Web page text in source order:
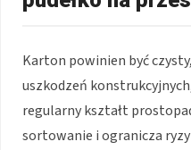
Karton powinien być
uszkodzeń
regularny kształt
sortowanie i ogranicza